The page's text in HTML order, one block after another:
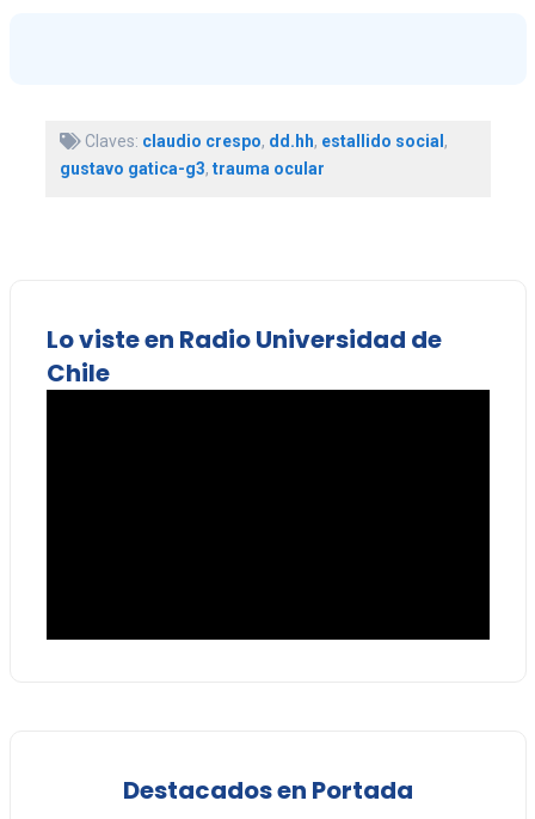
Claves: claudio crespo, dd.hh, estallido social ,
gustavo gatica-g3, trauma ocular
Lo viste en Radio Universidad de
Chile
Destacados en Portada